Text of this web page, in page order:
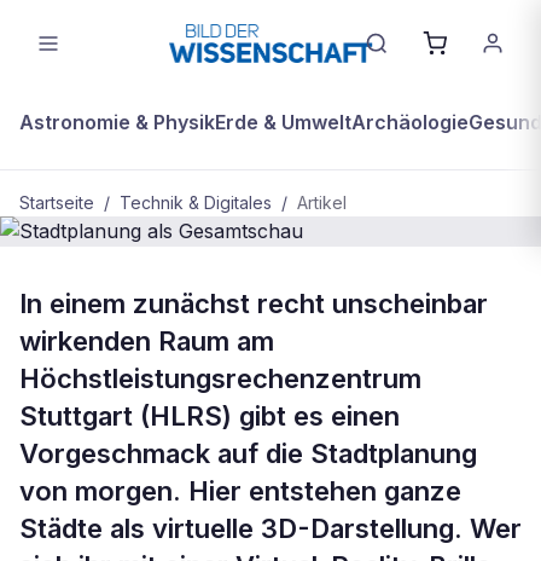
Astronomie & PhysikErde & UmweltArchäologie
Startseite / Technik & Digitales / Artikel
Stadtplanung als Gesamtschau
In einem zunächst recht unscheinbar
wirkenden Raum am
Höchstleistungsrechenzentrum
Stuttgart (HLRS) gibt es einen
Vorgeschmack auf die Stadtplanung
von morgen. Hier entstehen ganze
Städte als virtuelle 3D-Darstellung. Wer